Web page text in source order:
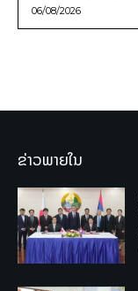
06/08/2026
ຂ່າວພາຍໃນ